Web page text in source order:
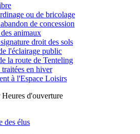
ou de bricolage
de concession
animaux
droit des sols
l'éclairage public
la route de Tenteling
en hiver
à l'Espace Loisirs
Heures d'ouverture
des élus